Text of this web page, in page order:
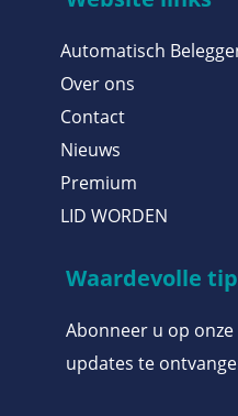
Automatisch
Over ons
Contact
Nieuws
Premium
LID WORDEN
Waardevolle
Abonneer u op
updates te